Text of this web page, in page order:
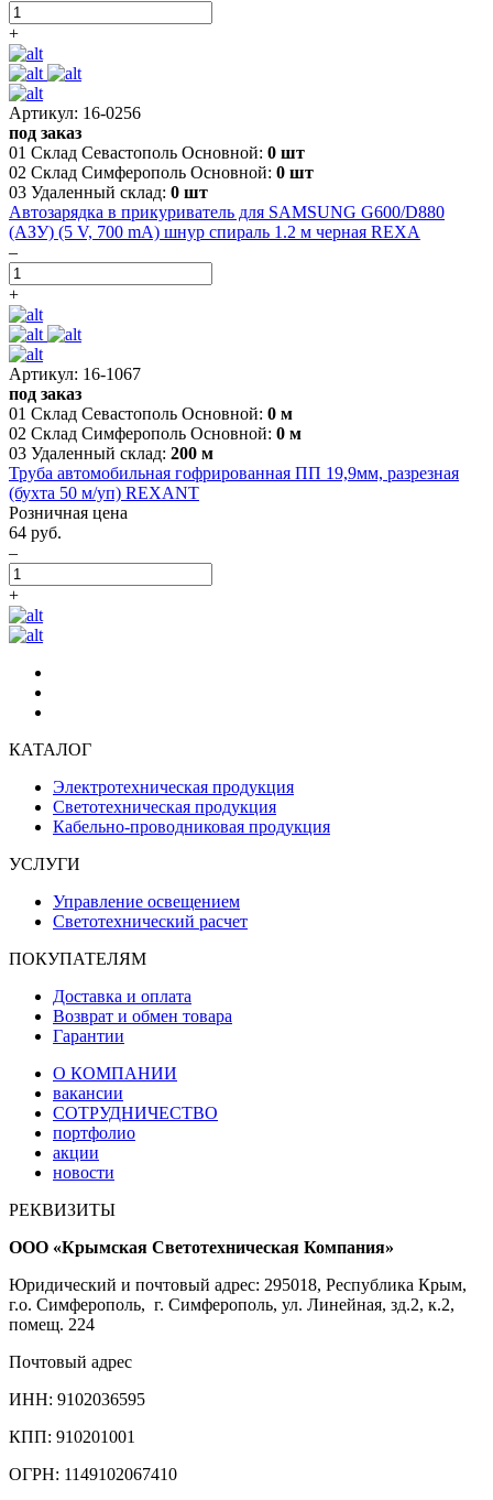
+
Артикул: 16-0256
под заказ
01 Склад Севастополь Основной: 0 шт
02 Склад Симферополь Основной: 0 шт
03 Удаленный склад: 0 шт
Автозарядка в прикуриватель для SAMSUNG G600/D880
(АЗУ) (5 V, 700 mA) шнур спираль 1.2 м черная REXA
–
+
Артикул: 16-1067
под заказ
01 Склад Севастополь Основной: 0 м
02 Склад Симферополь Основной: 0 м
03 Удаленный склад: 200 м
Труба автомобильная гофрированная ПП 19,9мм, разрезная
(бухта 50 м/уп) REXANT
Розничная цена
64 руб.
–
+
КАТАЛОГ
Электротехническая продукция
Светотехническая продукция
Кабельно-проводниковая продукция
УСЛУГИ
Управление освещением
Светотехнический расчет
ПОКУПАТЕЛЯМ
Доставка и оплата
Возврат и обмен товара
Гарантии
О КОМПАНИИ
вакансии
СОТРУДНИЧЕСТВО
портфолио
акции
новости
РЕКВИЗИТЫ
ООО «Крымская Светотехническая Компания»
Юридический и почтовый адрес: 295018, Республика Крым,
г.о. Симферополь, г. Симферополь, ул. Линейная, зд.2, к.2,
помещ. 224
Почтовый адрес
ИНН: 9102036595
КПП: 910201001
ОГРН: 1149102067410